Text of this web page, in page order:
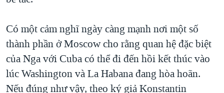
Có một cảm nghĩ ngày càng mạnh nơi một số
thành phần ở Moscow cho rằng quan hệ đặc biệt
của Nga với Cuba có thể đi đến hồi kết thúc vào
lúc Washington và La Habana đang hòa hoãn.
Nếu đúng như vậy, theo ký giả Konstantin